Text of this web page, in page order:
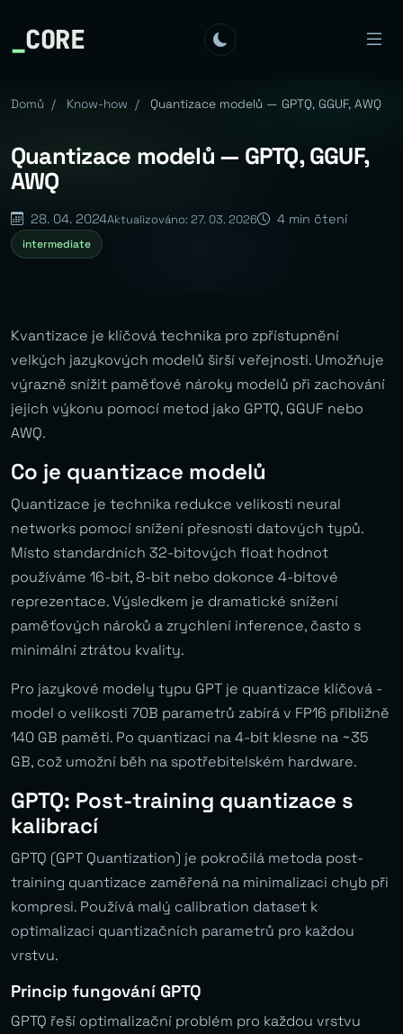
_CORE
Domů / Know-how / Quantizace modelů — GPTQ, GGUF, AWQ
Quantizace modelů — GPTQ, GGUF,
AWQ
28. 04. 2024Aktualizováno: 27. 03. 2026 4 min čtení
intermediate
Kvantizace je klíčová technika pro zpřístupnění
velkých jazykových modelů širší veřejnosti. Umožňuje
výrazně snížit paměťové nároky modelů při zachování
jejich výkonu pomocí metod jako GPTQ, GGUF nebo
AWQ.
Co je quantizace modelů
Quantizace je technika redukce velikosti neural
networks pomocí snížení přesnosti datových typů.
Místo standardních 32-bitových float hodnot
používáme 16-bit, 8-bit nebo dokonce 4-bitové
reprezentace. Výsledkem je dramatické snížení
paměťových nároků a zrychlení inference, často s
minimální ztrátou kvality.
Pro jazykové modely typu GPT je quantizace klíčová -
model o velikosti 70B parametrů zabírá v FP16 přibližně
140 GB paměti. Po quantizaci na 4-bit klesne na ~35
GB, což umožní běh na spotřebitelském hardware.
GPTQ: Post-training quantizace s
kalibrací
GPTQ (GPT Quantization) je pokročilá metoda post-
training quantizace zaměřená na minimalizaci chyb při
kompresi. Používá malý calibration dataset k
optimalizaci quantizačních parametrů pro každou
vrstvu.
Princip fungování GPTQ
GPTQ řeší optimalizační problém pro každou vrstvu